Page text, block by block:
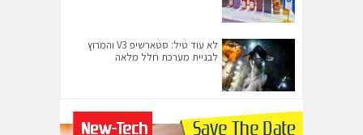
לא עוד טיל: סטארשיפ V3 והמרוץ
לבניית מערכת חלל מלאה